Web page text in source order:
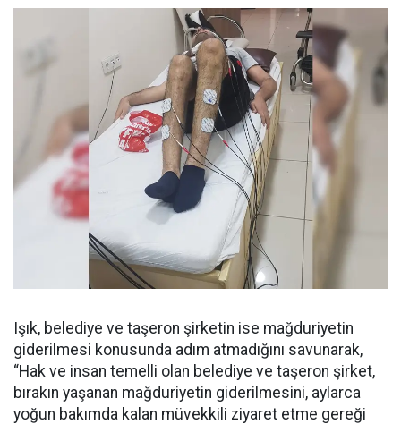
Işık, belediye ve taşeron şirketin ise mağduriyetin
giderilmesi konusunda adım atmadığını savunarak,
“Hak ve insan temelli olan belediye ve taşeron şirket,
bırakın yaşanan mağduriyetin giderilmesini, aylarca
yoğun bakımda kalan müvekkili ziyaret etme gereği